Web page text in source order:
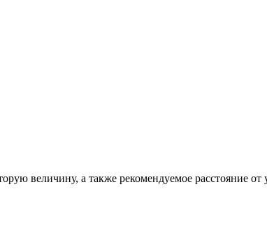
величину, а также рекомендуемое расстояние